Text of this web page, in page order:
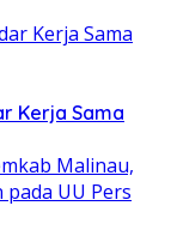
Kerja Sama